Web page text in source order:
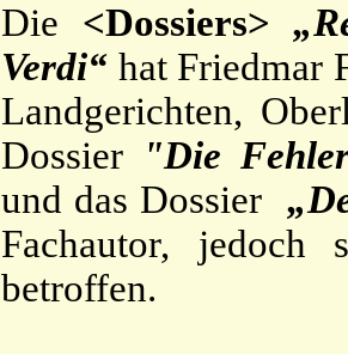
Die <Dossiers>
Verdi“ hat Friedmar
Landgerichten,
Dossier
"Die
und das Dossier
Fachautor, jedoch
betroffen.